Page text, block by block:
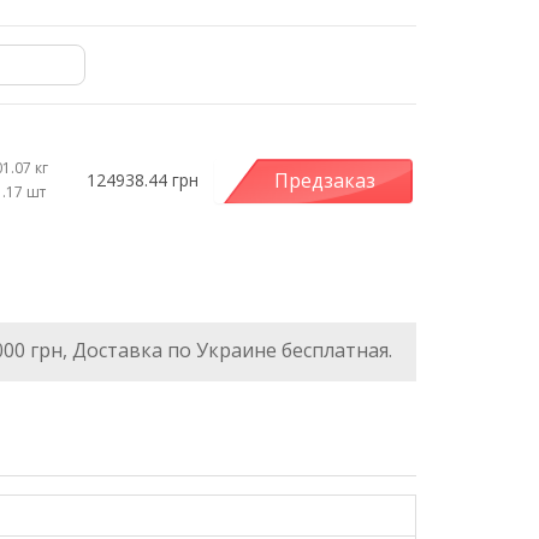
кг
шт
124938.44 грн Предзаказ
грн, Доставка по Украине бесплатная.